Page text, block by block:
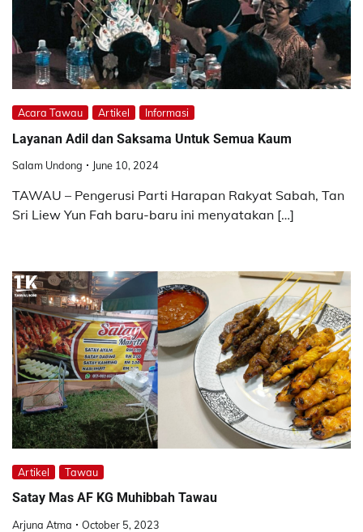
Acara Tawau Artikel Informasi
Layanan Adil dan Saksama Untuk Semua Kaum
Salam Undong June 10, 2024
TAWAU – Pengerusi Parti Harapan Rakyat Sabah, Tan
Sri Liew Yun Fah baru-baru ini menyatakan […]
Artikel Tawau
Satay Mas AF KG Muhibbah Tawau
Arjuna Atma October 5, 2023